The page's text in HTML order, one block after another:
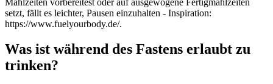
setzt, fällt es leichter, Pausen einzuhalten - Inspiration:
https://www.fuelyourbody.de/.
Was ist während des Fastens erlaubt zu
trinken?